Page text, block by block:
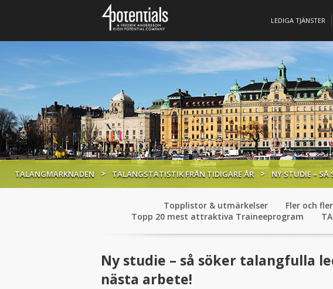
LEDIGA TJÄNSTER
TALANGMARKNADEN TALANGSTATISTIK FRÅN TIDIGARE ÅR NY STUDIE – SÅ
Topplistor & utmärkelser
Fler och
Topp 20 mest attraktiva Traineeprogram
Ny studie – så söker talangfulla
nästa arbete!